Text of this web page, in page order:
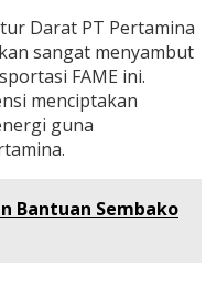
Darat PT Pertamina
sangat menyambut
FAME ini.
menciptakan
guna
Bantuan Sembako